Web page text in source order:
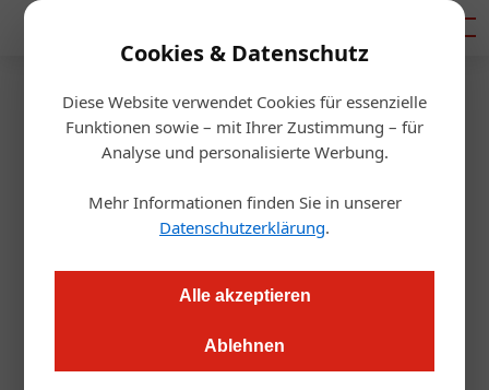
Cookies & Datenschutz
Diese Website verwendet Cookies für essenzielle
Funktionen sowie – mit Ihrer Zustimmung – für
Analyse und personalisierte Werbung.
Mehr Informationen finden Sie in unserer
Datenschutzerklärung.
Alle akzeptieren
Ablehnen
Startseite/Gastro & Hotel
Ausbildung
Rettet die Lehre!
17.10.2024, 10:01 Uhr
Besonders betroffen: der Tourismus. Der Fachkräftemangel
bedroht eine ganze Branche. Welche Wege führen aus der